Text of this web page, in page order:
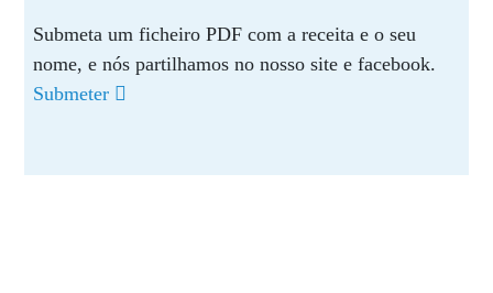
Submeta um ficheiro PDF com a receita e o seu
nome, e nós partilhamos no nosso site e facebook.
Submeter